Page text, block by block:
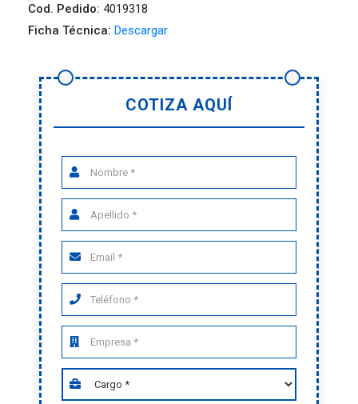
Cod. Pedido: 4019318
Ficha Técnica: Descargar
COTIZA AQUÍ